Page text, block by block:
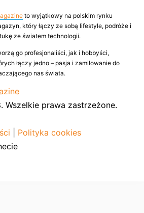
to wyjątkowy na polskim rynku
który łączy ze sobą lifestyle, podróże i
ze światem technologii.
go profesjonaliści, jak i hobbyści,
łączy jedno – pasja i zamiłowanie do
nas świata.
prawa zastrzeżone.
Polityka cookies